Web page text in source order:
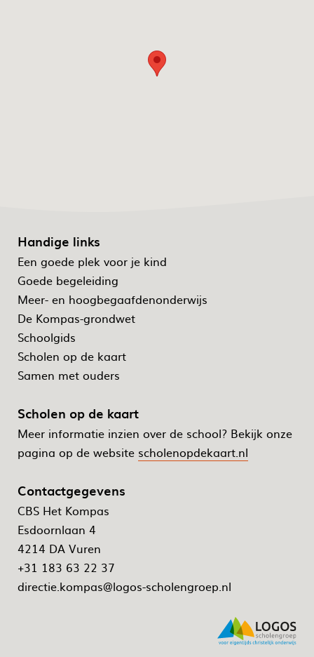
Handige links
Een goede plek voor je kind
Goede begeleiding
Meer- en hoogbegaafdenonderwijs
De Kompas-grondwet
Schoolgids
Scholen op de kaart
Samen met ouders
Scholen op de kaart
Meer informatie inzien over de school? Bekijk onze
pagina op de website scholenopdekaart.nl
Contactgegevens
CBS Het Kompas
Esdoornlaan 4
4214 DA Vuren
+31 183 63 22 37
directie.kompas@logos-scholengroep.nl